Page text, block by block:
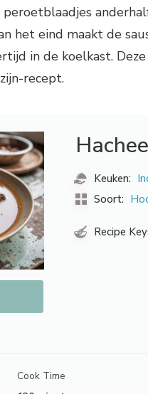
peroetblaadjes
het eind maakt de
in de koelkast.
recept.
Keuken:
Soort:
Recipe
Cook Time